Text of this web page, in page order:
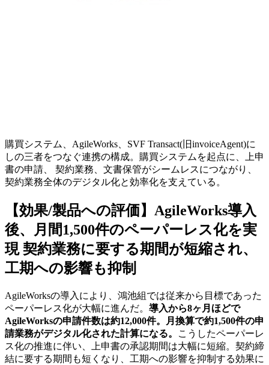
購買システム、AgileWorks、SVF Transact(旧invoiceAgent)に
しの三者をつなぐ連携の構成。購買システムを起点に、上申
書の申請、 契約業務、文書保管がシームレスにつながり、
契約業務全体のデジタル化と効率化を支えている。
【効果/製品への評価】AgileWorks導入
後、月間1,500件のペーパーレス化を実
現 契約業務に要する期間が短縮され、
工期への影響も抑制
AgileWorksの導入により、鴻池組では従来から目標であった
ペーパーレス化が大幅に進んだ。 導入から8ヶ月ほどで
AgileWorksの申請件数は約12,000件。月換算で約1,500件の申
請業務がデジタル化された計算になる。
こうしたペーパーレ
ス化の推進に伴い、上申書の承認期間は大幅に短縮。契約締
結に要する期間も短くなり、工期への影響を抑制する効果に